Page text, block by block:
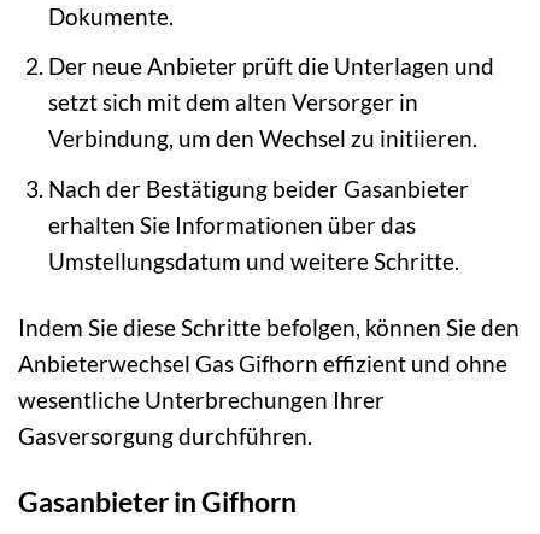
Dokumente.
Der neue Anbieter prüft die Unterlagen und
setzt sich mit dem alten Versorger in
Verbindung, um den Wechsel zu initiieren.
Nach der Bestätigung beider Gasanbieter
erhalten Sie Informationen über das
Umstellungsdatum und weitere Schritte.
Indem Sie diese Schritte befolgen, können Sie den
Anbieterwechsel Gas Gifhorn effizient und ohne
wesentliche Unterbrechungen Ihrer
Gasversorgung durchführen.
Gasanbieter in Gifhorn